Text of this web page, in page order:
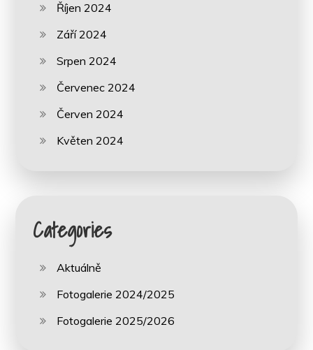
Říjen 2024
Září 2024
Srpen 2024
Červenec 2024
Červen 2024
Květen 2024
Categories
Aktuálně
Fotogalerie 2024/2025
Fotogalerie 2025/2026